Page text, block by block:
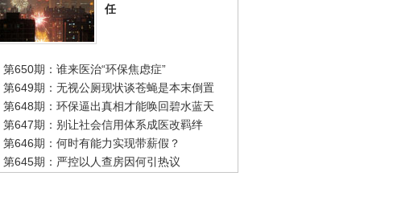
任
第650期：谁来医治“环保焦虑症”
第649期：无视公厕现状谈苍蝇是本末倒置
第648期：环保逼出真相才能唤回碧水蓝天
第647期：别让社会信用体系成医改羁绊
第646期：何时有能力实现带薪假？
第645期：严控以人查房因何引热议